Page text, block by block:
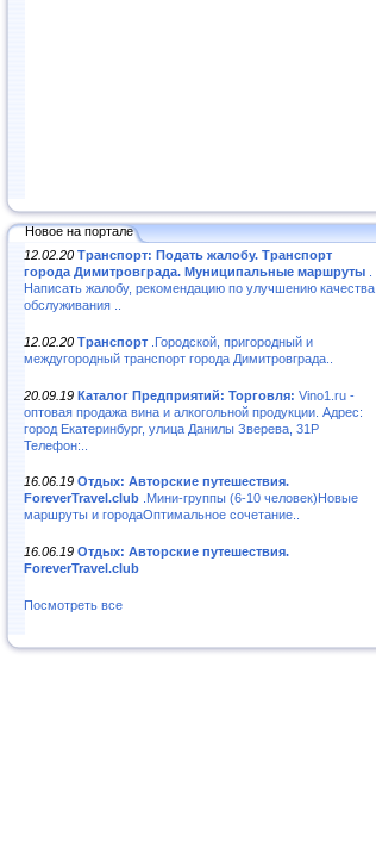
Новое на портале
12.02.20 Транспорт: Подать жалобу. Транспорт
города Димитровграда. Муниципальные маршруты
Написать жалобу, рекомендацию по улучшению качества
обслуживания ..
12.02.20 Транспорт .Городской, пригородный и
междугородный транспорт города Димитровграда..
20.09.19 Каталог Предприятий: Торговля: Vino1.ru -
оптовая продажа вина и алкогольной продукции. Адрес:
город Екатеринбург, улица Данилы Зверева, 31Р
Телефон:..
16.06.19 Отдых: Авторские путешествия.
ForeverTravel.club .Мини-группы (6-10 человек)Новые
маршруты и городаОптимальное сочетание..
16.06.19 Отдых: Авторские путешествия.
ForeverTravel.club
Посмотреть все